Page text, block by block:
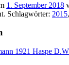
1. September 2018
Schlagwörter: 2015,
1921 Haspe